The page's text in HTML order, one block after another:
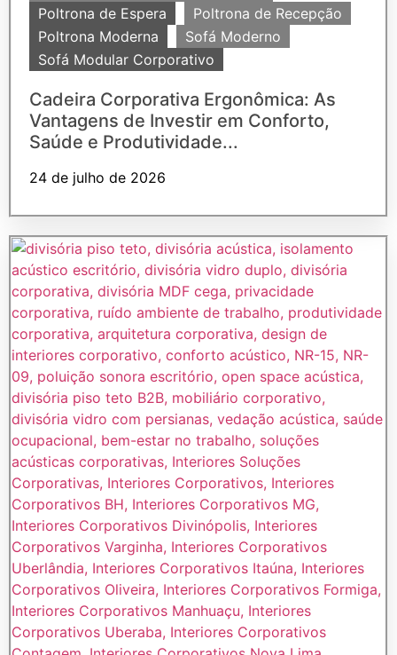
Poltrona de Espera
Poltrona de Recepção
Poltrona Moderna
Sofá Moderno
Sofá Modular Corporativo
Cadeira Corporativa Ergonômica: As
Vantagens de Investir em Conforto,
Saúde e Produtividade...
24 de julho de 2026